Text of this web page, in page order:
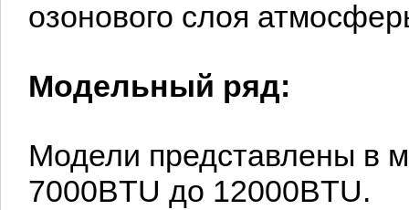
озонового слоя
Модельный ряд:
Модели представлены в
7000BTU до 12000BTU.